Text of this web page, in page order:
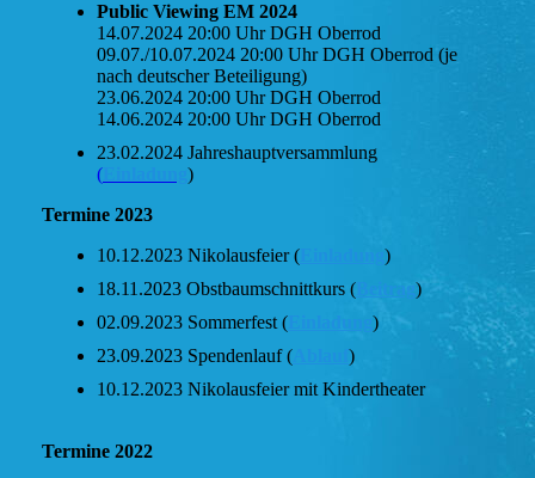
Public Viewing EM 2024
14.07.2024 20:00 Uhr DGH Oberrod
09.07./10.07.2024 20:00 Uhr DGH Oberrod (je
nach deutscher Beteiligung)
23.06.2024 20:00 Uhr DGH Oberrod
14.06.2024 20:00 Uhr DGH Oberrod
23.02.2024 Jahreshauptversammlung
(
)
Termine 2023
10.12.2023 Nikolausfeier (
)
18.11.2023 Obstbaumschnittkurs (
)
02.09.2023 Sommerfest (
)
23.09.2023 Spendenlauf (
)
10.12.2023 Nikolausfeier mit Kindertheater
Termine 2022